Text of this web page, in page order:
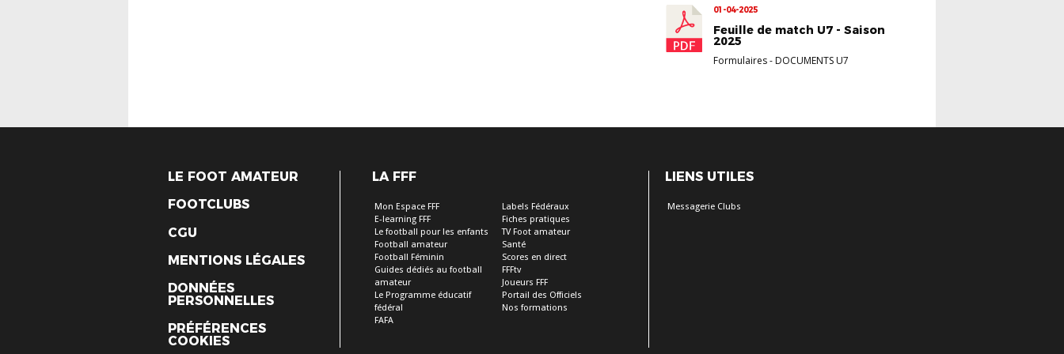
01-04-2025
Feuille de match U7 - Saison
2025
Formulaires- DOCUMENTS U7
LE FOOT AMATEUR
FOOTCLUBS
CGU
MENTIONS LÉGALES
DONNÉES
PERSONNELLES
PRÉFÉRENCES
COOKIES
LA FFF
Mon Espace FFF
E-learning FFF
Le football pour les enfants
Football amateur
Football Féminin
Guides dédiés au football
amateur
Le Programme éducatif
fédéral
FAFA
Labels Fédéraux
Fiches pratiques
TV Foot amateur
Santé
Scores en direct
FFFtv
Joueurs FFF
Portail des Officiels
Nos formations
LIENS UTILES
Messagerie Clubs